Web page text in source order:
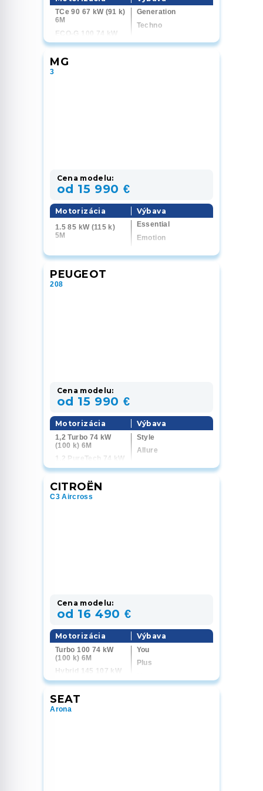
TCe 90 67 kW (91 k)
6M
ECO-G 100 74 kW
(100 k) 6M
(100 k) 6M
Generation
Techno
MG
3
Cena modelu:
od 15 990 €
Motorizácia
1.5 85 kW (115 k)
5M
Výbava
Essential
Emotion
PEUGEOT
208
Cena modelu:
od 15 990 €
Motorizácia
1,2 Turbo 74 kW
(100 k) 6M
1,2 PureTech 74 kW
(100 k) 6M
1,2 Hybrid 81 kW
(110 k) 6AT
1,2 Hybrid 107 kW
Výbava
Style
Allure
CITROËN
C3 Aircross
Cena modelu:
od 16 490 €
Motorizácia
Turbo 100 74 kW
(100 k) 6M
Hybrid 145 107 kW
(145 k) 6AT
Výbava
You
Plus
SEAT
Arona